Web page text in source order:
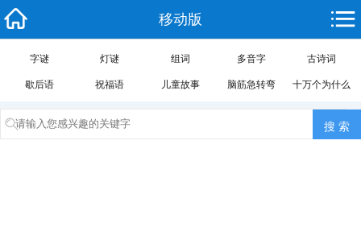
移动版
字谜 灯谜 组词 多音字 古诗词
歇后语 祝福语 儿童故事 脑筋急转弯 十万个为什么